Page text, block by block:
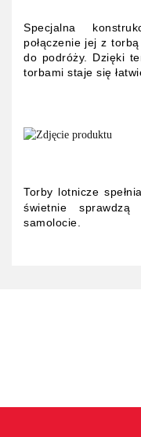
Specjalna
połączenie jej z
do podróży. Dzięki
torbami staje się
Torby lotnicze
świetnie
samolocie.